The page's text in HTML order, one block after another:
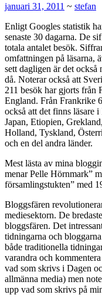
januari 31, 2011 ~ stefan
Enligt Googles statistik
senaste 30 dagarna. De
totala antalet besök.
omfattningen på läsarna,
sett dagligen är det också
då. Noterar också att
211 besök har gjorts från
England. Från Frankrike
också att det finns läsare
Japan, Etiopien,
Holland, Tyskland,
och en del andra länder.
Mest lästa av mina
menar Pelle Hörnmark”
församlingstukten” med
Bloggsfären
mediesektorn. De
bloggsfären. Det
tidningarna och
både traditionella
varandra och
vad som skrivs i Dagen
allmänna media) men
upp vad som skrivs på